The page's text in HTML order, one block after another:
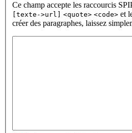
Ce champ accepte les raccourcis
[texte->url]
<quote> <code> et
créer des paragraphes, laissez